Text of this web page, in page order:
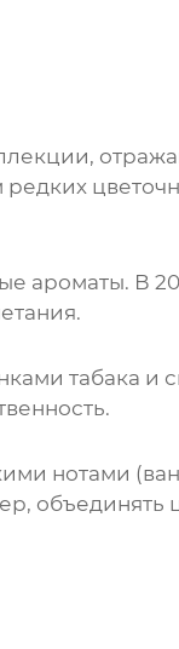
ароматы. В
табака и
нотами
объединять